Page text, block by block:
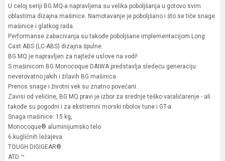
U celoj seriji BG MQ-a napravljena su velika poboljšanja u gotovo svim
oblastima dizajna mašinice. Namotavanje je poboljšano i što se tiče snage
mašinice i glatkog rada.
Performanse zabacivanja su takođe poboljšane implementacijom Long
Cast ABS (LC-ABS) dizajna špulne.
BG MQ je napravljen za najteže uslove na vodi!
S mašinicom BG Monocoque DAIWA predstavlja sledeću generaciju
neverovatno jakih i žilavih BG mašinica.
Prenos snage i životni vek su znatno povećani.
Zavisi od veličine, BG MQ pravi je izbor za srednje teško varaličarenje - ali
takođe su pogodni i za ekstremni morski ribolov tune i GT-a.
Snaga mašinice: 15 kg,
Monocoque® aluminijumsko telo
6 kugličnih ležajeva
TOUGH DIGIGEAR®
ATD ™